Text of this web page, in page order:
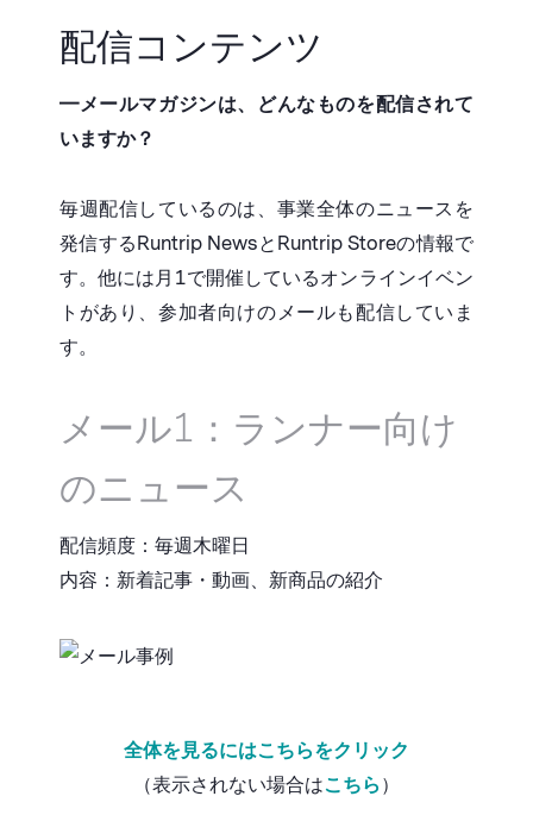
配信コンテンツ
━メールマガジンは、どんなものを配信されて
いますか？
毎週配信しているのは、事業全体のニュースを
発信するRuntrip NewsとRuntrip Storeの情報で
す。他には月1で開催しているオンラインイベン
トがあり、参加者向けのメールも配信していま
す。
メール1：ランナー向け
のニュース
配信頻度：毎週木曜日
内容：新着記事・動画、新商品の紹介
全体を見るにはこちらをクリック
（表示されない場合はこちら ）